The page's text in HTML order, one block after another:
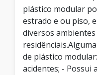
plástico modular
estrado e ou piso,
diversos
de plástico
acidentes; - Possui